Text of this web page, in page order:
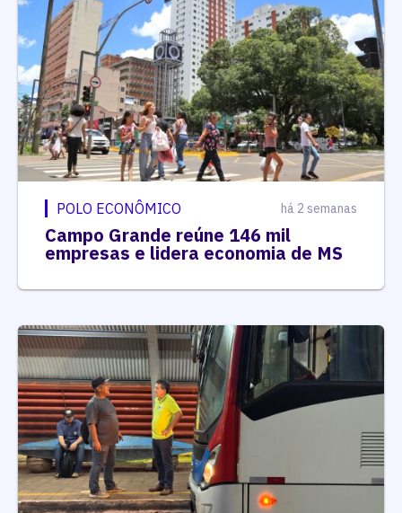
POLO ECONÔMICO há 2 semanas
Campo Grande reúne 146 mil
empresas e lidera economia de MS